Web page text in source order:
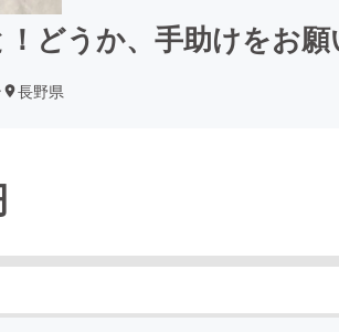
どうか、手助けをお願
長野県